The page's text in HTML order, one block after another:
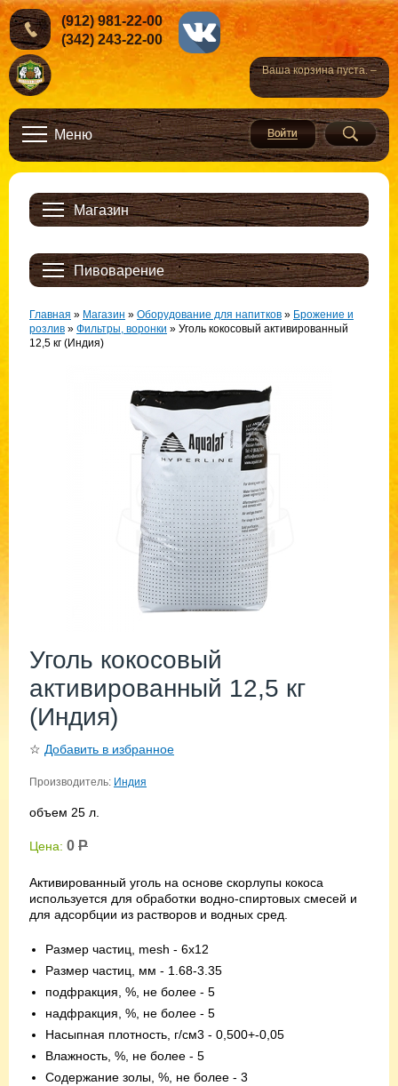
Ваша корзина пуста. –
(912) 981-22-00
(342) 243-22-00
Меню
Магазин
Пивоварение
Главная » Магазин » Оборудование для напитков » Брожение и
розлив » Фильтры, воронки » Уголь кокосовый активированный
12,5 кг (Индия)
Уголь кокосовый
активированный 12,5 кг
(Индия)
☆ Добавить в избранное
Производитель: Индия
объем 25 л.
Цена: 0 Р
Активированный уголь на основе скорлупы кокоса
используется для обработки водно-спиртовых смесей и
для адсорбции из растворов и водных сред.
Размер частиц, mesh - 6x12
Размер частиц, мм - 1.68-3.35
подфракция, %, не более - 5
надфракция, %, не более - 5
Насыпная плотность, г/см3 - 0,500+-0,05
Влажность, %, не более - 5
Содержание золы, %, не более - 3